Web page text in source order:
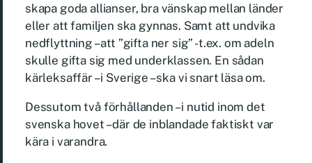
skapa goda allianser, bra vänskap mellan länder
eller att familjen ska gynnas. Samt att undvika
nedflyttning – att ”gifta ner sig” -t.ex. om adeln
skulle gifta sig med underklassen. En sådan
kärleksaffär – i Sverige – ska vi snart läsa om.
Dessutom två förhållanden – i nutid inom det
svenska hovet – där de inblandade faktiskt var
kära i varandra.